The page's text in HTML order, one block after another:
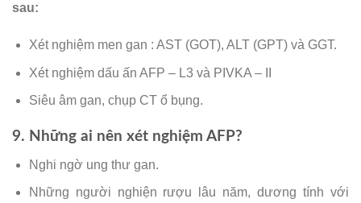
sau:
Xét nghiệm men gan : AST (GOT), ALT (GPT) và GGT.
Xét nghiệm dấu ấn AFP – L3 và PIVKA – II
Siêu âm gan, chụp CT ổ bụng.
9. Những ai nên xét nghiệm AFP?
Nghi ngờ ung thư gan.
Những người nghiện rượu lâu năm, dương tính với